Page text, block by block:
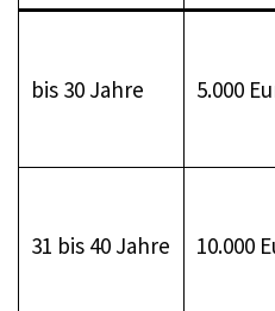
bis 30 Jahre 5.000
31 bis 40 Jahre 10.000